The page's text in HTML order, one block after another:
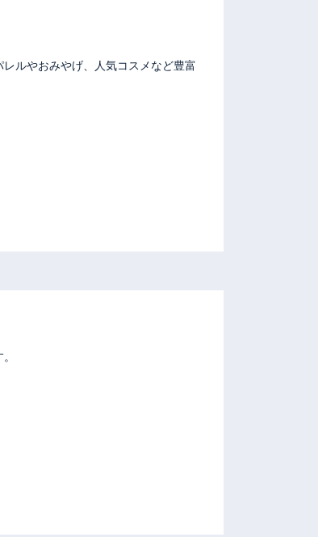
ルやおみやげ、人気コスメなど豊富